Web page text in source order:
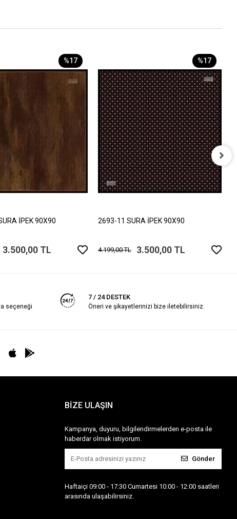
%17
İPEK 90X90
3.500,00 TL
%17
2693-11 SURA İPEK 90X90
4.199,00 TL 3.500,00 TL
seçeneği
7 / 24 DESTEK
Öneri ve şikayetlerinizi bize iletebilirsiniz.
BİZE ULAŞIN
Kampanya, duyuru, bilgilendirmelerden e-posta ile
haberdar olmak istiyorum.
Gönder
Haftaiçi 09:00 - 17:30 Cumartesi 10:00 - 12:00 saatleri
arasında ulaşabilirsiniz.